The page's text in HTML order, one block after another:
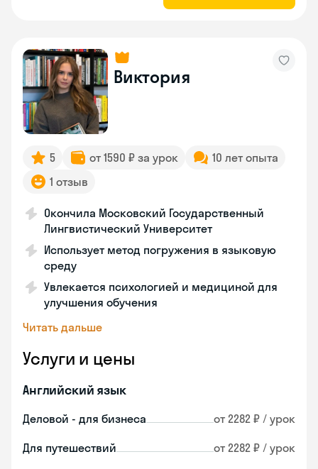
Виктория
5 от 1590 ₽ за урок
10 лет опыта
1 отзыв
Окончила Московский Государственный
Лингвистический Университет
Использует метод погружения в языковую
среду
Увлекается психологией и медициной для
улучшения обучения
Читать дальше
Услуги и цены
Английский язык
Деловой - для бизнеса от 2282 ₽ / урок
Для путешествий от 2282 ₽ / урок